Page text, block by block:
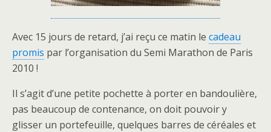
Avec 15 jours de retard, j’ai reçu ce matin le cadeau
promis par l’organisation du Semi Marathon de Paris
2010 !
Il s’agit d’une petite pochette à porter en bandoulière,
pas beaucoup de contenance, on doit pouvoir y
glisser un portefeuille, quelques barres de céréales et